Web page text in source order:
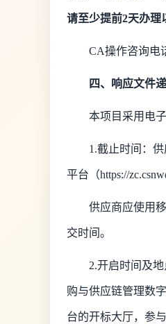
请至少提前2天办理
CA操作咨询电
四、响应文件
本项目采用电
1.截止时间：
平台（https://
供应商应使用
交时间。
2.开启时间及
购与供应链管理数
台的开标大厅，参